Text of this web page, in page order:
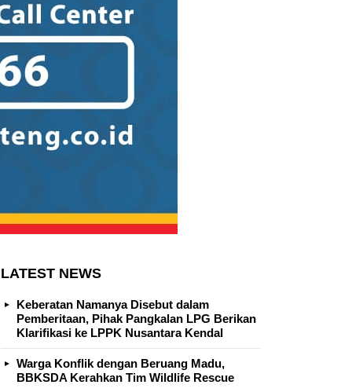
LATEST NEWS
Keberatan Namanya Disebut dalam
Pemberitaan, Pihak Pangkalan LPG Berikan
Klarifikasi ke LPPK Nusantara Kendal
Warga Konflik dengan Beruang Madu,
BBKSDA Kerahkan Tim Wildlife Rescue